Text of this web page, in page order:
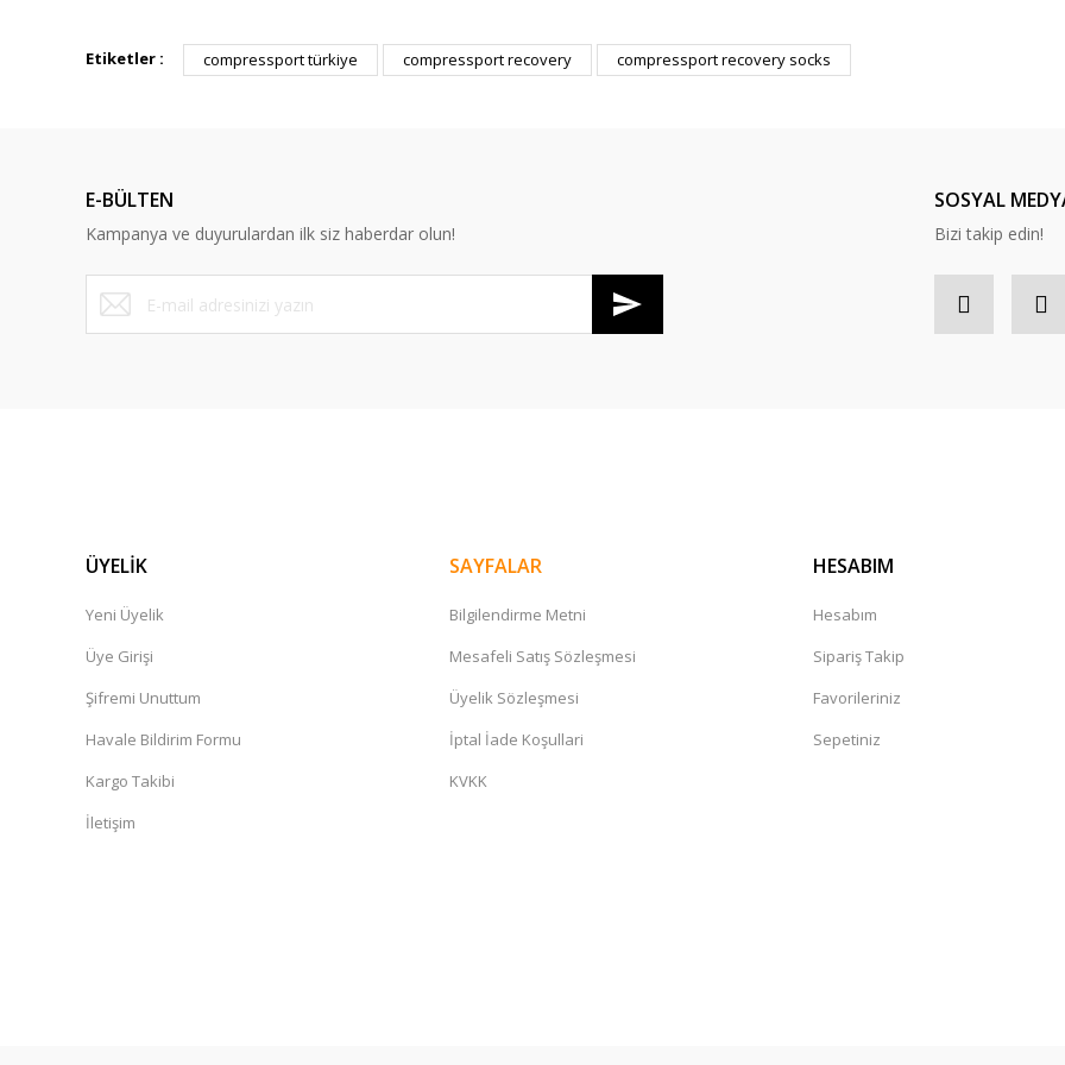
Bu ürüne ilk yorumu siz yapın!
Görüş ve önerileriniz için teşekkür ederiz.
Ürün fiyatı diğer sitelerden daha pahalı.
Bu ürüne benzer farklı alternatifler olmalı.
Etiketler : compressport türkiye compressport recovery compressport recovery socks
E-BÜLTEN
Kampanya ve duyurulardan ilk siz haberdar olun!
SOSYAL
Bizi takip edin!
ÜYELİK
Yeni Üyelik
Üye Girişi
Şifremi Unuttum
Havale Bildirim Formu
Kargo Takibi
İletişim
SAYFALAR
Bilgilendirme Metni
Mesafeli Satış Sözleşmesi
Üyelik Sözleşmesi
İptal İade Koşullari
KVKK
HESABIM
Hesabım
Sipariş Takip
Favorileriniz
Sepetiniz